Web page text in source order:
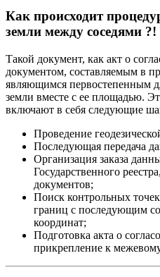
Как происходит
земли между соседями ?!
Такой документ, как акт о
документом, составляемым в
являющимся первостепенным
земли вместе с ее площадью.
включают в себя следующие
Проведение
Последующая передача
Организация заказа
Государственного
документов;
Поиск контрольных
границ с последующим
координат;
Подготовка акта о
прикрепление к